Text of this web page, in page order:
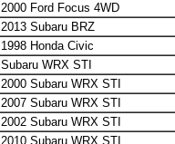
2000 Ford Focus 4WD
2013 Subaru BRZ
1998 Honda Civic
Subaru WRX STI
2000 Subaru WRX STI
2007 Subaru WRX STI
2002 Subaru WRX STI
2010 Subaru WRX STI